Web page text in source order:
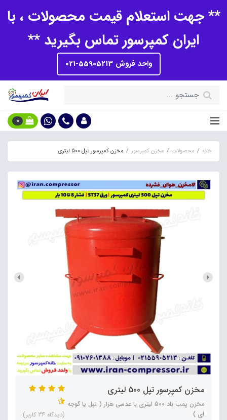
** جهت استعلام قیمت محصولات ، با
ایران کمپرسور تماس بگیرید **
واحد فروش 55905213-021
0
خانه محصولات مخزن کمپرسور مخزن کمپرسور تپل 500 لیتری
مخزن کمپرسور تپل 500 لیتری
مخزن پمب باد 500 لیتری با عدسی هزار ( تپل یا گوجه
ای )
(دیدگاه 34 کاربر)